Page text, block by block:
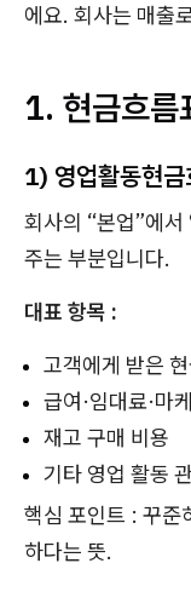
에요. 회사는 매출
1. 현금흐름
1) 영업활동현금
회사의 “본업”에
주는 부분입니다.
대표 항목 :
고객에게 받은
급여·임대료·마
재고 구매 비용
기타 영업 활동
핵심 포인트 : 꾸준
하다는 뜻.